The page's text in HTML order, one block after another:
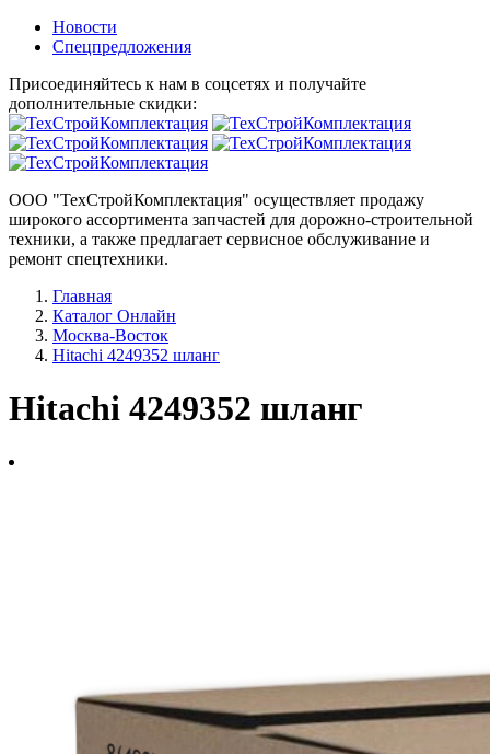
Новости
Спецпредложения
Присоединяйтесь к нам в соцсетях и получайте
дополнительные скидки:
ООО "ТехСтройКомплектация" осуществляет продажу
широкого ассортимента запчастей для дорожно-строительной
техники, а также предлагает сервисное обслуживание и
ремонт спецтехники.
Главная
Каталог Онлайн
Москва-Восток
Hitachi 4249352 шланг
Hitachi 4249352 шланг